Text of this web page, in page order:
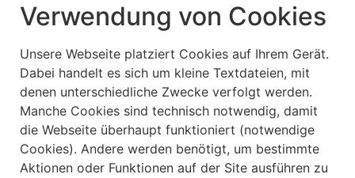
Verwendung von Cookies
Unsere Webseite platziert Cookies auf Ihrem Gerät.
Dabei handelt es sich um kleine Textdateien, mit
denen unterschiedliche Zwecke verfolgt werden.
Manche Cookies sind technisch notwendig, damit
die Webseite überhaupt funktioniert (notwendige
Cookies). Andere werden benötigt, um bestimmte
Aktionen oder Funktionen auf der Site ausführen zu